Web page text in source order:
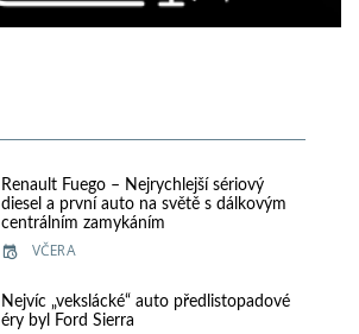
Renault Fuego – Nejrychlejší sériový
diesel a první auto na světě s dálkovým
centrálním zamykáním
VČERA
Nejvíc „vekslácké“ auto předlistopadové
éry byl Ford Sierra